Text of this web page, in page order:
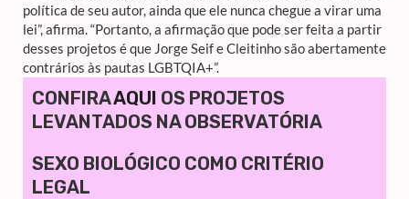
política de seu autor, ainda que ele nunca chegue a virar uma
lei”, afirma. “Portanto, a afirmação que pode ser feita a partir
desses projetos é que Jorge Seif e Cleitinho são abertamente
contrários às pautas LGBTQIA+”.
CONFIRAAQUI OS PROJETOS
LEVANTADOS NA OBSERVATÓRIA
SEXO BIOLÓGICO COMO CRITÉRIO
LEGAL